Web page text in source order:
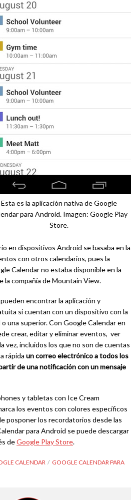
Esta es la aplicación nativa de Google
para Android. Imagen: Google Play
Store.
en dispositivos Android se basaba en la
con otros calendarios, pues la
Calendar no estaba disponible en la
la compañía de Mountain View.
encontrar la aplicación y
si cuentan con un dispositivo con la
una superior. Con Google Calendar en
crear, editar y eliminar eventos, ver
vez, incluidos los que no son de cuentas
rápida un correo electrónico a todos los
de una notificación con un mensaje
y tabletas con Ice Cream
los eventos con colores específicos
posponer los recordatorios desde las
para Android se puede descargar
deGoogle Play Store.
CALENDAR
GOOGLE CALENDAR PARA